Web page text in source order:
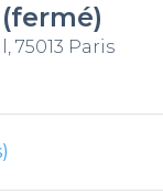
75013 Paris